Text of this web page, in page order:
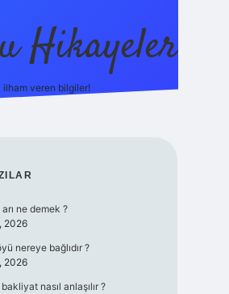
Hikayeler
ilham veren bilgiler!
arı ne demek ?
2026
nereye bağlıdır ?
2026
nasıl anlaşılır ?